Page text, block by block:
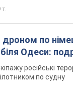
т.
дроном по
Одеси:
російські
по судну